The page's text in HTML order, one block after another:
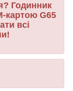
Годинник
картою G65
всі